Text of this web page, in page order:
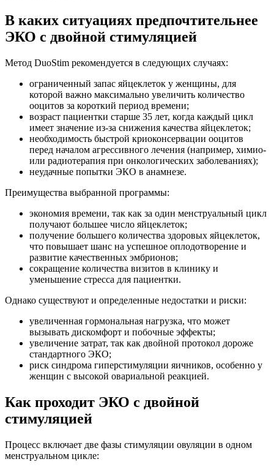
В каких ситуациях предпочтительнее
ЭКО с двойной стимуляцией
Метод DuoStim рекомендуется в следующих случаях:
ограниченный запас яйцеклеток у женщины, для
которой важно максимально увеличить количество
ооцитов за короткий период времени;
возраст пациентки старше 35 лет, когда каждый цикл
имеет значение из-за снижения качества яйцеклеток;
необходимость быстрой криоконсервации ооцитов
перед началом агрессивного лечения (например, химио-
или радиотерапия при онкологических заболеваниях);
неудачные попытки ЭКО в анамнезе.
Преимущества выбранной программы:
экономия времени, так как за один менструальный цикл
получают большее число яйцеклеток;
получение большего количества здоровых яйцеклеток,
что повышает шанс на успешное оплодотворение и
развитие качественных эмбрионов;
сокращение количества визитов в клинику и
уменьшение стресса для пациентки.
Однако существуют и определенные недостатки и риски:
увеличенная гормональная нагрузка, что может
вызывать дискомфорт и побочные эффекты;
увеличение затрат, так как двойной протокол дороже
стандартного ЭКО;
риск синдрома гиперстимуляции яичников, особенно у
женщин с высокой овариальной реакцией.
Как проходит ЭКО с двойной
стимуляцией
Процесс включает две фазы стимуляции овуляции в одном
менструальном цикле: